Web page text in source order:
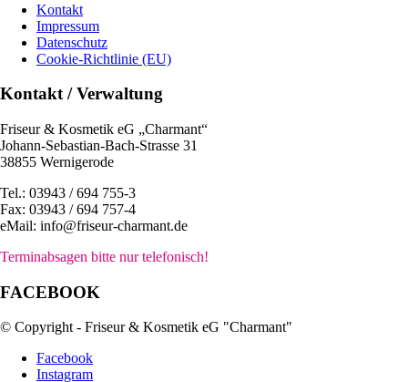
Kontakt
Impressum
Datenschutz
Cookie-Richtlinie (EU)
Kontakt / Verwaltung
Friseur & Kosmetik eG „Charmant“
Johann-Sebastian-Bach-Strasse 31
38855 Wernigerode
Tel.: 03943 / 694 755-3
Fax: 03943 / 694 757-4
eMail: info@friseur-charmant.de
Terminabsagen bitte nur telefonisch!
FACEBOOK
© Copyright - Friseur & Kosmetik eG "Charmant"
Facebook
Instagram